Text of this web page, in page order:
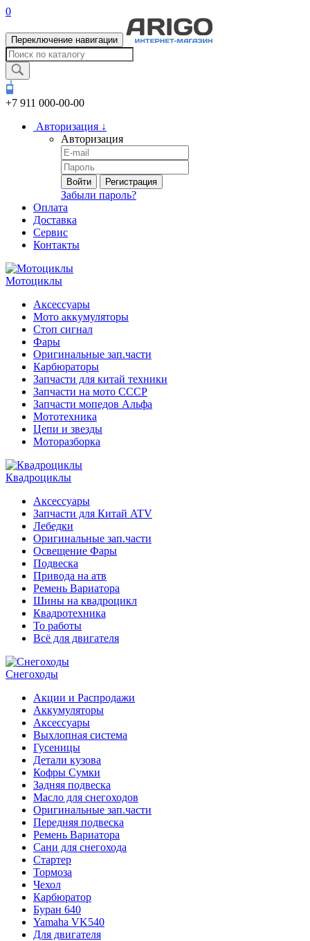
0
Переключение навигации
+7 911 000-00-00
Авторизация ↓
Авторизация
Войти Регистрация
Забыли пароль?
Оплата
Доставка
Сервис
Контакты
Мотоциклы
Аксессуары
Мото аккумуляторы
Стоп сигнал
Фары
Оригинальные зап.части
Карбюраторы
Запчасти для китай техники
Запчасти на мото СССР
Запчасти мопедов Альфа
Мототехника
Цепи и звезды
Моторазборка
Квадроциклы
Аксессуары
Запчасти для Китай ATV
Лебедки
Оригинальные зап.части
Освещение Фары
Подвеска
Привода на атв
Ремень Вариатора
Шины на квадроцикл
Квадротехника
То работы
Всё для двигателя
Снегоходы
Акции и Распродажи
Аккумуляторы
Аксессуары
Выхлопная система
Гусеницы
Детали кузова
Кофры Сумки
Задняя подвеска
Масло для снегоходов
Оригинальные зап.части
Передняя подвеска
Ремень Вариатора
Сани для снегохода
Стартер
Тормоза
Чехол
Карбюратор
Буран 640
Yamaha VK540
Для двигателя